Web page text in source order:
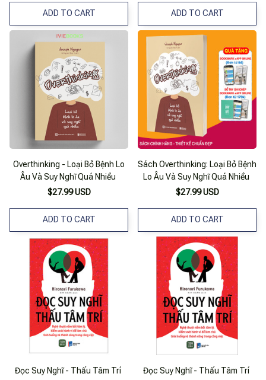
ADD TO CART ADD TO CART
Overthinking - Loại Bỏ Bệnh Lo
Âu Và Suy Nghĩ Quá Nhiều
$27.99 USD
ADD TO CART
Sách Overthinking: Loại Bỏ Bệnh
Lo Âu Và Suy Nghĩ Quá Nhiều
$27.99 USD
ADD TO CART
Đọc Suy Nghĩ - Thấu Tâm Trí
Đọc Suy Nghĩ - Thấu Tâm Trí